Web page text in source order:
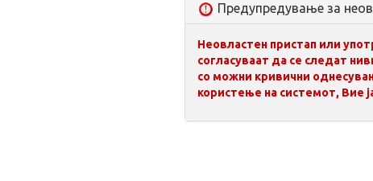
Предупредување за
Неовластен пристап или
согласуваат да се следат
со можни кривични
користење на системот, Вие